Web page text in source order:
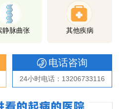
静脉曲张 其他疾病
电话咨询
24小时电话：13206733116